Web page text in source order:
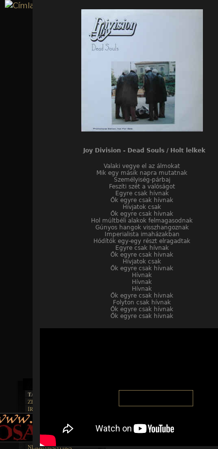
Joy Division - Dead Souls / Holt lelkek
Valaki vegye el az álmokat
Mik egy másik napra mutatnak
Személyiség-párbaj
Feszíti szét a valóságot
Egyre csak hívnak
Ők egyre csak hívnak
Hívjatok csak
Ők egyre csak hívnak
Hol múltbéli alakok felmagasodnak
Gúnyos hangok visszhangoznak
Imperialista imaházakban
Hódítók egy-egy részt elragadtak
Egyre csak hívnak
Ők egyre csak hívnak
Hívjatok csak
Ők egyre csak hívnak
Hívnak
Hívnak
Hívnak
Ők egyre csak hívnak
Folyton csak hívnak
Ők egyre csak hívnak
Ők egyre csak hívnak
TAJTÉKOS LAPOK
ZENE
FORDÍTÁSOK
DALSZÖVEGEK
ÍRÁSOK
MŰVÉSZET
ÍRÁSTÖRTÉNET
BOSZORKÁNYKONYHA
FEKETE HUMOR
SZÖVEGES
RENDEZVÉNYEK
NEKROMANTIKA